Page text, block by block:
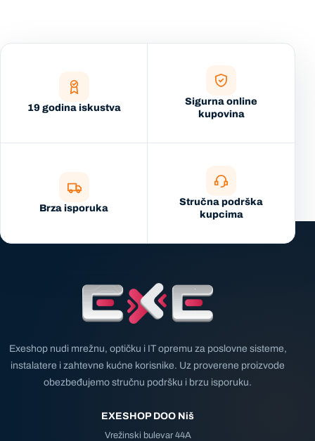
19 godina iskustva
Sigurna online
kupovina
Brza isporuka
Stručna podrška
kupcima
Exeshop nudi mrežnu, optičku i IT opremu za poslovne sisteme,
instalatere i zahtevne kućne korisnike. Uz proverene proizvode
obezbeđujemo stručnu podršku i brzu isporuku.
EXESHOP DOO Niš
Vrežinski bulevar 44A